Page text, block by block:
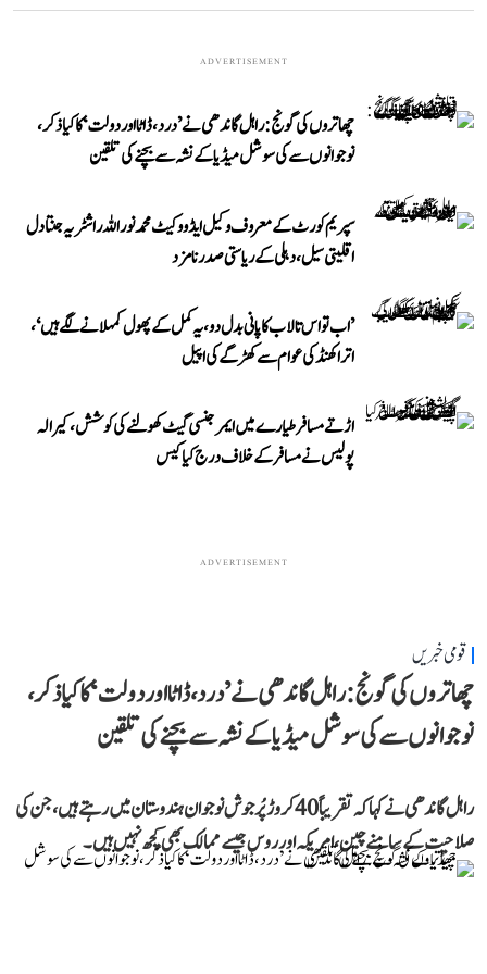
ADVERTISEMENT
چھاتروں کی گونج: راہل گاندھی نے ’درد، ڈاٹا اور دولت‘ کا کیا ذکر،
نوجوانوں سے کی سوشل میڈیا کے نشہ سے بچنے کی تلقین
سپریم کورٹ کے معروف وکیل ایڈووکیٹ محمد نور اللہ راشٹریہ جنتا دل
اقلیتی سیل، دہلی کے ریاستی صدر نامزد
’اب تو اس تالاب کا پانی بدل دو، یہ کمل کے پھول کمہلانے لگے ہیں‘،
اتراکھنڈ کی عوام سے کھڑگے کی اپیل
اڑتے مسافر طیارے میں ایمرجنسی گیٹ کھولنے کی کوشش، کیرالہ
پولیس نے مسافر کے خلاف درج کیا کیس
ADVERTISEMENT
قومی خبریں
چھاتروں کی گونج: راہل گاندھی نے ’درد، ڈاٹا اور دولت‘ کا کیا ذکر،
نوجوانوں سے کی سوشل میڈیا کے نشہ سے بچنے کی تلقین
راہل گاندھی نے کہا کہ تقریباً 40 کروڑ پُرجوش نوجوان ہندوستان میں رہتے ہیں، جن کی
صلاحیت کے سامنے چین، امریکہ اور روس جیسے ممالک بھی کچھ نہیں ہیں۔